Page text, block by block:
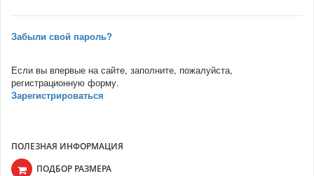
Забыли свой пароль?
Если вы впервые на сайте, заполните, пожалуйста,
регистрационную форму.
Зарегистрироваться
ПОЛЕЗНАЯ ИНФОРМАЦИЯ
ПОДБОР РАЗМЕРА